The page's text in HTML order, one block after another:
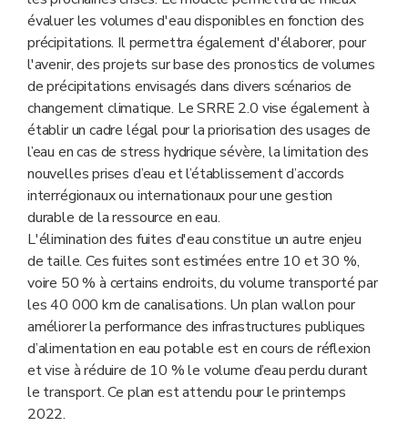
évaluer les volumes d'eau disponibles en fonction des
précipitations. Il permettra également d'élaborer, pour
l'avenir, des projets sur base des pronostics de volumes
de précipitations envisagés dans divers scénarios de
changement climatique. Le SRRE 2.0 vise également à
établir un cadre légal pour la priorisation des usages de
l’eau en cas de stress hydrique sévère, la limitation des
nouvelles prises d’eau et l’établissement d’accords
interrégionaux ou internationaux pour une gestion
durable de la ressource en eau.
L'élimination des fuites d'eau constitue un autre enjeu
de taille. Ces fuites sont estimées entre 10 et 30 %,
voire 50 % à certains endroits, du volume transporté par
les 40 000 km de canalisations. Un plan wallon pour
améliorer la performance des infrastructures publiques
d’alimentation en eau potable est en cours de réflexion
et vise à réduire de 10 % le volume d’eau perdu durant
le transport. Ce plan est attendu pour le printemps
2022.